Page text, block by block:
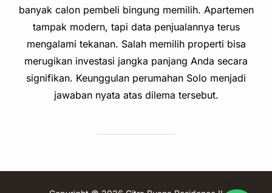
banyak calon pembeli bingung memilih. Apartemen
tampak modern, tapi data penjualannya terus
mengalami tekanan. Salah memilih properti bisa
merugikan investasi jangka panjang Anda secara
signifikan. Keunggulan perumahan Solo menjadi
jawaban nyata atas dilema tersebut.